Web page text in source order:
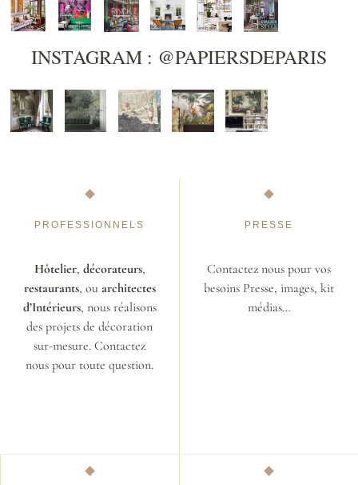
INSTAGRAM : @PAPIERSDEPARIS
PROFESSIONNELS
Hôtelier, décorateurs,
restaurants, ou architectes
d’Intérieurs, nous réalisons
des projets de décoration
sur-mesure. Contactez
nous pour toute question.
PRESSE
Contactez nous pour vos
besoins Presse, images, kit
médias…